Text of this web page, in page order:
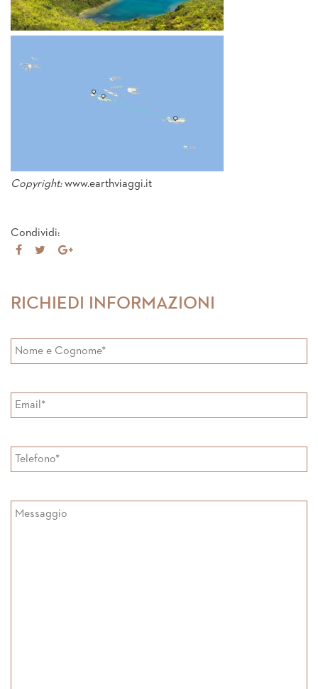
Copyright:www.earthviaggi.it
Condividi:
Share TweetShare
RICHIEDI INFORMAZIONI